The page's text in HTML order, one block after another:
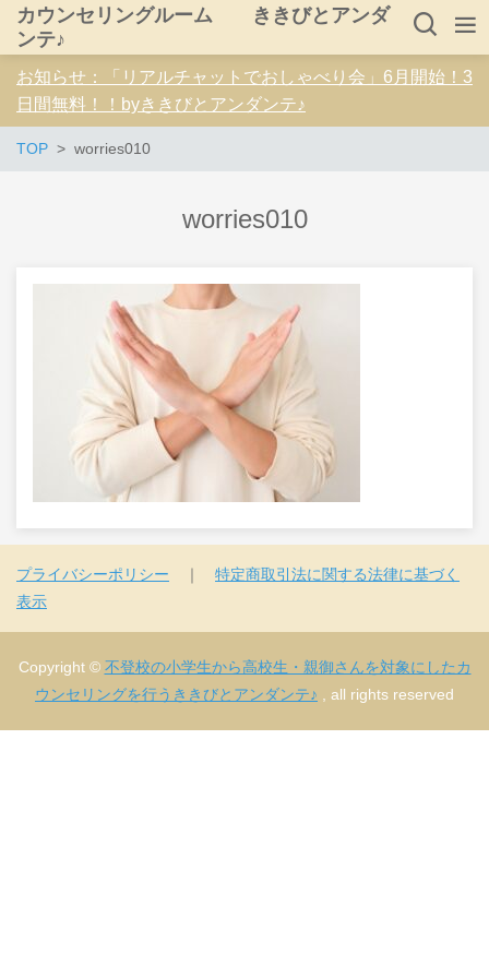
カウンセリングルーム ききびとアンダ
ンテ♪
お知らせ：「リアルチャットでおしゃべり会」6月開始！3
日間無料！！byききびとアンダンテ♪
TOP worries010
worries010
プライバシーポリシー ｜ 特定商取引法に関する法律に基づく
表示
Copyright © 不登校の小学生から高校生・親御さんを対象にしたカ
ウンセリングを行うききびとアンダンテ♪ , all rights reserved